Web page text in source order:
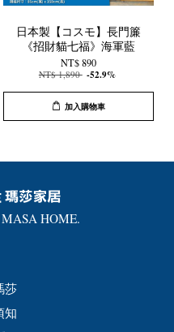
日本製【コスモ】長門簾
《招財貓七福》海軍藍
NT$ 890
NT$ 1,890 -52.9%
加入購物車
HOME.
莎
知